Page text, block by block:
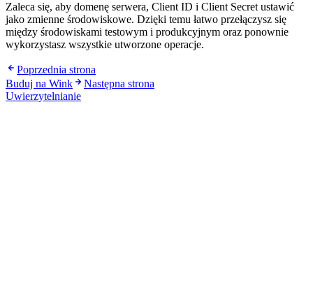
Zaleca się, aby domenę serwera, Client ID i Client Secret ustawić
jako zmienne środowiskowe. Dzięki temu łatwo przełączysz się
między środowiskami testowym i produkcyjnym oraz ponownie
wykorzystasz wszystkie utworzone operacje.
Poprzednia strona
Buduj na Wink
Następna strona
Uwierzytelnianie